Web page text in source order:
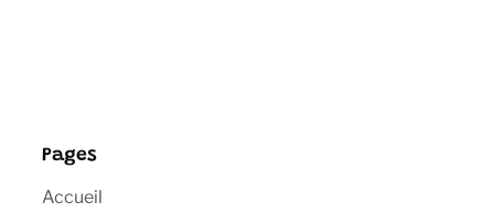
Pages
Accueil